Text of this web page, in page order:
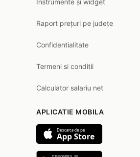
Instrumente și widget
Raport prețuri pe județe
Confidentialitate
Termeni si conditii
Calculator salariu net
APLICATIE MOBILA
Descarca de pe
App Store